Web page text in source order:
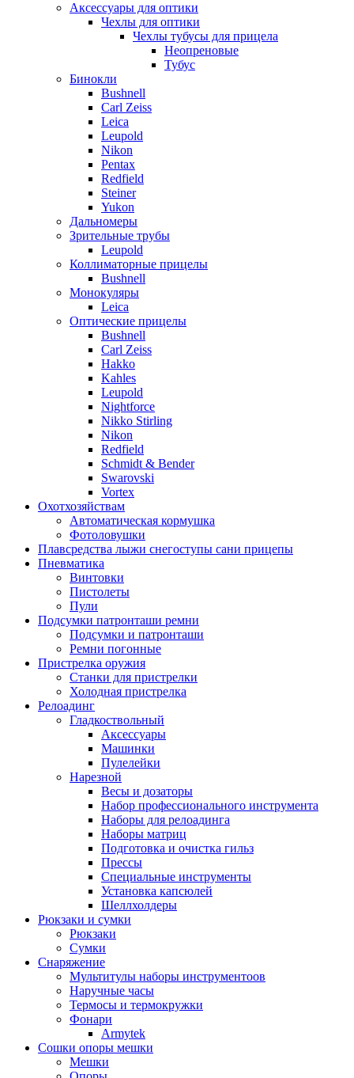
Аксессуары для оптики
Чехлы для оптики
Чехлы тубусы для прицела
Неопреновые
Тубус
Бинокли
Bushnell
Carl Zeiss
Leica
Leupold
Nikon
Pentax
Redfield
Steiner
Yukon
Дальномеры
Зрительные трубы
Leupold
Коллиматорные прицелы
Bushnell
Монокуляры
Leica
Оптические прицелы
Bushnell
Carl Zeiss
Hakko
Kahles
Leupold
Nightforce
Nikko Stirling
Nikon
Redfield
Schmidt & Bender
Swarovski
Vortex
Охотхозяйствам
Автоматическая кормушка
Фотоловушки
Плавсредства лыжи снегоступы сани прицепы
Пневматика
Винтовки
Пистолеты
Пули
Подсумки патронташи ремни
Подсумки и патронташи
Ремни погонные
Пристрелка оружия
Станки для пристрелки
Холодная пристрелка
Релоадинг
Гладкоствольный
Аксессуары
Машинки
Пулелейки
Нарезной
Весы и дозаторы
Набор профессионального инструмента
Наборы для релоадинга
Наборы матриц
Подготовка и очистка гильз
Прессы
Специальные инструменты
Установка капсюлей
Шеллхолдеры
Рюкзаки и сумки
Рюкзаки
Сумки
Снаряжение
Мультитулы наборы инструментоов
Наручные часы
Термосы и термокружки
Фонари
Armytek
Сошки опоры мешки
Мешки